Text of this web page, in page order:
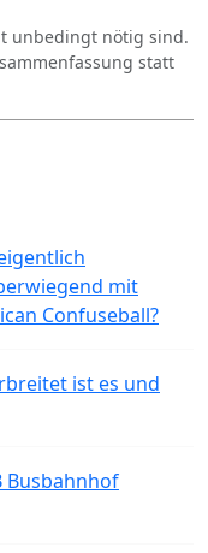
unbedingt nötig sind.
statt
mit
Confuseball?
ist es und
Busbahnhof